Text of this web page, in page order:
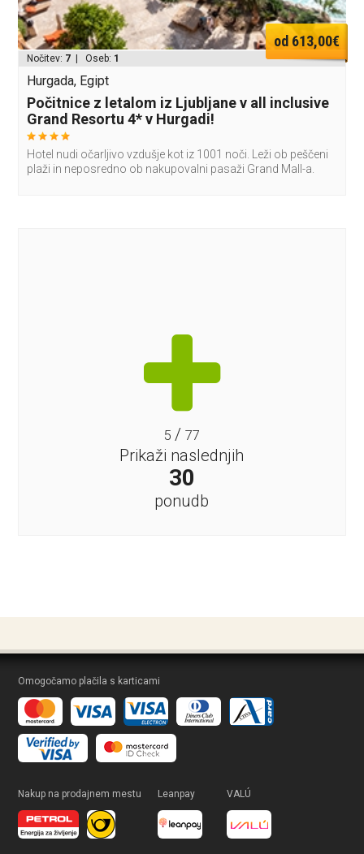
od 613,00€
Nočitev: 7 | Oseb: 1
Hurgada, Egipt
Počitnice z letalom iz Ljubljane v all inclusive
Grand Resortu 4* v Hurgadi!
Hotel nudi očarljivo vzdušje kot iz 1001 noči. Leži ob peščeni
plaži in neposredno ob nakupovalni pasaži Grand Mall-a.
5 /77
Prikaži naslednjih
30
ponudb
Omogočamo plačila s karticami
Nakup na prodajnem mestu Leanpay VALÚ